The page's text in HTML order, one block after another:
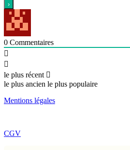
0 Commentaires
le plus récent
le plus ancien le plus populaire
Mentions légales
CGV